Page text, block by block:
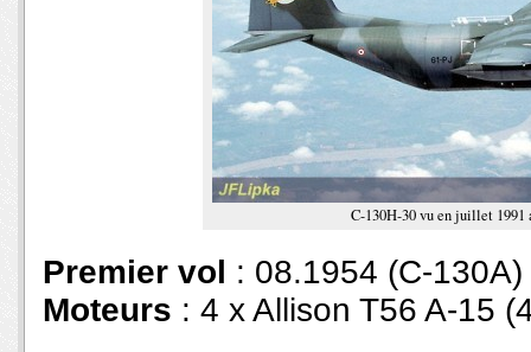
C-130H-30 vu en juillet 1991
Premier vol : 08.1954 (C-130A)
Moteurs : 4 x Allison T56 A-15